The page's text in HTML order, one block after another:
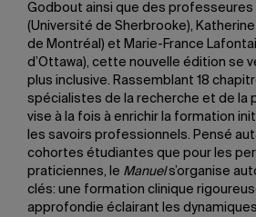
Godbout ainsi que des professeures
(Université de Sherbrooke),
de Montréal) et Marie-France
d’Ottawa), cette nouvelle édition se
plus inclusive. Rassemblant 18
spécialistes de la recherche et de la
vise à la fois à enrichir la formation
les savoirs professionnels. Pensé
cohortes étudiantes que pour les
praticiennes, le Manuels’orga­nise
clés: une formation clinique
approfondie éclairant les